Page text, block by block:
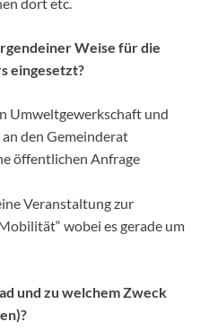
dort etc.
Weise für die
eingesetzt?
Umweltgewerkschaft und
den Gemeinderat
öffentlichen Anfrage
Veranstaltung zur
wobei es gerade um
und zu welchem Zweck